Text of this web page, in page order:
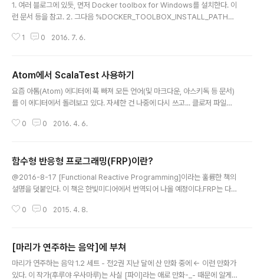
1. 여러 블로그에 있듯, 먼저 Docker toolbox for Windows를 설치한다. 이
런 문서 등을 참고. 2. 그다음 %DOCKER_TOOLBOX_INSTALL_PATH%
h.exe" --login -i start.sh 3. 한참 기다리고(첫 실행 시) 고래 그림이 뜨면
e env --shell cmd default') DO %i 4. 이제 도커로 다음과 같이 텐서플로
이미지를 실행하고, 브라우저에서 주피터로 실습을 하..
1 0 2016. 7. 6.
Atom에서 ScalaTest 사용하기
요즘 아톰(Atom) 에디터에 푹 빠져 모든 언어(및 마크다운, 아스키독 등 문서)
를 이 에디터에서 돌려보고 있다. 자세한 건 나중에 다시 쓰고... 클로저 파일을
을 수정한 건 이미 깃허브에 올렸고, 오늘은 스칼라 파일이 여러 개 있을 때 실행
었다만) 일단 여기에 올린다. 수정 방법. scala.bat를 보면 .scala 파일을 실행
하는 부분은 다음과 같다. "%_JAVACMD%" %_JAVA_OPTS% %_PROP
S% -cp "%_TOOL_CLASSPATH%" sca..
0 0 2016. 4. 6.
함수형 반응형 프로그래밍(FRP)이란?
@2016-8-17 [Functional Reactive Programming]이라는 훌륭한 책의
설명을 덧붙인다. 이 책은 한빛미디어에서 번역되어 나올 예정이다.FRP는 다양
대용품이벤트기반 로직을 코딩하는 합성 가능한 모듈식 방법다른 사고방식. 프
결하려던 사람이라면 누구나 결국에는 FRP를 창시하게 됐을 것이다.표준적인
프로그래밍 언어의 경량 라이브러리로 구현이 가능하다.상태유지(stateful) 로
직에 사용하기 위한 튜링완전 임베디드 언어로 볼 수 있다.도메인 특화 언어..
0 0 2015. 4. 8.
[마리가 연주하는 음악]에 부쳐
마리가 연주하는 음악 1.2 세트 - 전2권 지난 달에 산 만화 중에 ← 이런 만화가
있다. 이 작가(후루야 우사마루)는 사실 [파이]라는 애로 만화-_- 때문에 알게